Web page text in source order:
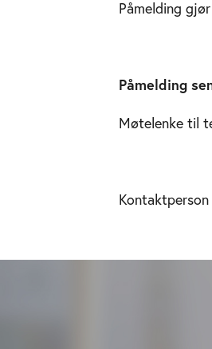
Påmelding
Påmelding
Møtelenke til